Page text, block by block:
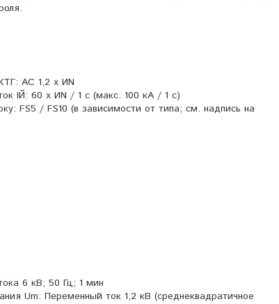
AC 1,2 x ИN
IЙ: 60 х ИN / 1 с (макс. 100 кА / 1 с)
FS5 / FS10 (в зависимости от типа; см. надпись на
6 кВ; 50 Гц; 1 мин
Um: Переменный ток 1,2 кВ (среднеквадратичное